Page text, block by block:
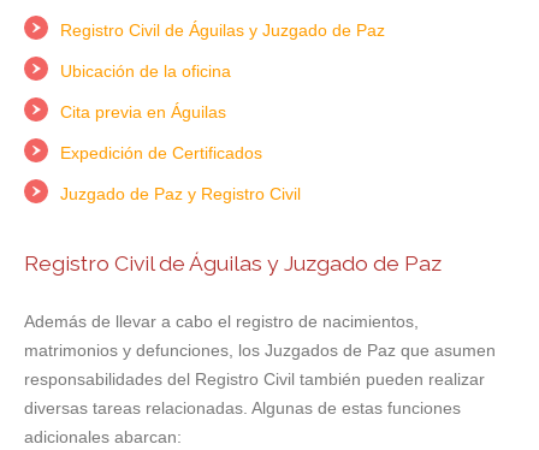
Registro Civil de Águilas y Juzgado de Paz
Ubicación de la oficina
Cita previa en Águilas
Expedición de Certificados
Juzgado de Paz y Registro Civil
Registro Civil de Águilas y Juzgado de Paz
Además de llevar a cabo el registro de nacimientos,
matrimonios y defunciones, los Juzgados de Paz que asumen
responsabilidades del Registro Civil también pueden realizar
diversas tareas relacionadas. Algunas de estas funciones
adicionales abarcan: